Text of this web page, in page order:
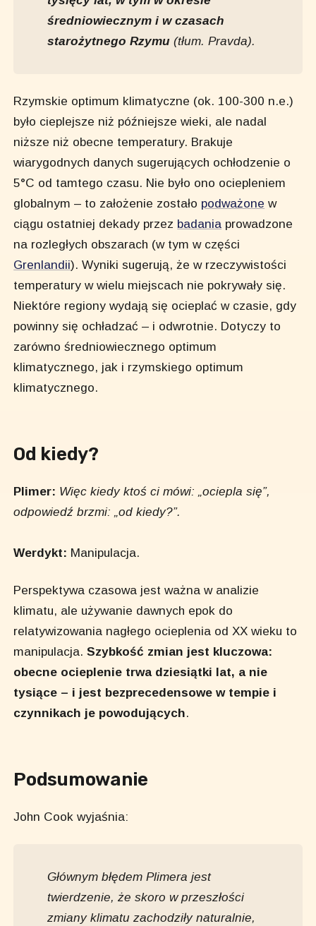
średniowiecznym i w czasach
starożytnego Rzymu (tłum. Pravda).
Rzymskie optimum klimatyczne (ok. 100-300 n.e.)
było cieplejsze niż późniejsze wieki, ale nadal
niższe niż obecne temperatury. Brakuje
wiarygodnych danych sugerujących ochłodzenie o
5°C od tamtego czasu. Nie było ono ociepleniem
globalnym – to założenie zostało podważone w
ciągu ostatniej dekady przez badania prowadzone
na rozległych obszarach (w tym w części
Grenlandii). Wyniki sugerują, że w rzeczywistości
temperatury w wielu miejscach nie pokrywały się.
Niektóre regiony wydają się ocieplać w czasie, gdy
powinny się ochładzać – i odwrotnie. Dotyczy to
zarówno średniowiecznego optimum
klimatycznego, jak i rzymskiego optimum
klimatycznego.
Od kiedy?
Plimer: Więc kiedy ktoś ci mówi: „ociepla się”,
odpowiedź brzmi: „od kiedy?”.
Werdykt: Manipulacja.
Perspektywa czasowa jest ważna w analizie
klimatu, ale używanie dawnych epok do
relatywizowania nagłego ocieplenia od XX wieku to
manipulacja.Szybkość zmian jest kluczowa:
obecne ocieplenie trwa dziesiątki lat, a nie
tysiące – i jest bezprecedensowe w tempie i
czynnikach je powodujących.
Podsumowanie
John Cook wyjaśnia:
Głównym błędem Plimera jest
twierdzenie, że skoro w przeszłości
zmiany klimatu zachodziły naturalnie,